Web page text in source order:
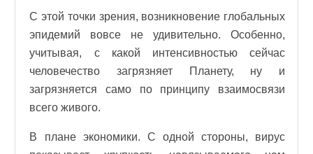
С этой точки зрения, возникновение глобальных
эпидемий вовсе не удивительно. Особенно,
учитывая, с какой интенсивностью сейчас
человечество загрязняет Планету, ну и
загрязняется само по принципу взаимосвязи
всего живого.
В плане экономики. С одной стороны, вирус